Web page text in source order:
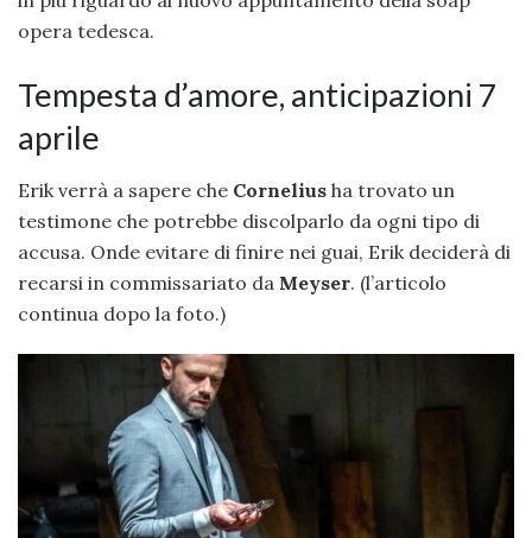
opera tedesca.
Tempesta d’amore, anticipazioni 7
aprile
Erik verrà a sapere che Cornelius ha trovato un
testimone che potrebbe discolparlo da ogni tipo di
accusa. Onde evitare di finire nei guai, Erik deciderà di
recarsi in commissariato da Meyser. (l’articolo
continua dopo la foto.)